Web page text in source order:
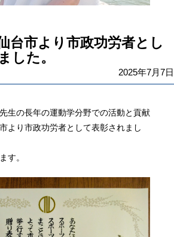
台市より市政功労者とし
した。
2025年7月7日
生の長年の運動学分野での活動と貢献
より市政功労者として表彰されまし
す。